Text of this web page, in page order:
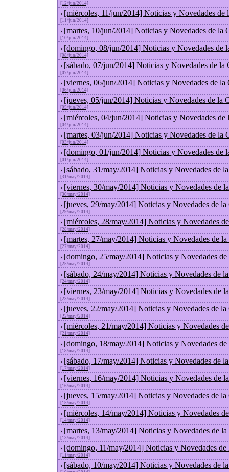
[12/jun/2014]
› [miércoles, 11/jun/2014] Noticias y Novedades de
[11/jun/2014]
› [martes, 10/jun/2014] Noticias y Novedades de la
[10/jun/2014]
› [domingo, 08/jun/2014] Noticias y Novedades de
[08/jun/2014]
› [sábado, 07/jun/2014] Noticias y Novedades de la
[07/jun/2014]
› [viernes, 06/jun/2014] Noticias y Novedades de la
[06/jun/2014]
› [jueves, 05/jun/2014] Noticias y Novedades de la
[05/jun/2014]
› [miércoles, 04/jun/2014] Noticias y Novedades de
[04/jun/2014]
› [martes, 03/jun/2014] Noticias y Novedades de la
[03/jun/2014]
› [domingo, 01/jun/2014] Noticias y Novedades de
[01/jun/2014]
› [sábado, 31/may/2014] Noticias y Novedades de
[31/may/2014]
› [viernes, 30/may/2014] Noticias y Novedades de
[30/may/2014]
› [jueves, 29/may/2014] Noticias y Novedades de la
[29/may/2014]
› [miércoles, 28/may/2014] Noticias y Novedades
[28/may/2014]
› [martes, 27/may/2014] Noticias y Novedades de
[27/may/2014]
› [domingo, 25/may/2014] Noticias y Novedades
[25/may/2014]
› [sábado, 24/may/2014] Noticias y Novedades de
[24/may/2014]
› [viernes, 23/may/2014] Noticias y Novedades de
[23/may/2014]
› [jueves, 22/may/2014] Noticias y Novedades de la
[22/may/2014]
› [miércoles, 21/may/2014] Noticias y Novedades
[21/may/2014]
› [domingo, 18/may/2014] Noticias y Novedades
[18/may/2014]
› [sábado, 17/may/2014] Noticias y Novedades de
[17/may/2014]
› [viernes, 16/may/2014] Noticias y Novedades de
[16/may/2014]
› [jueves, 15/may/2014] Noticias y Novedades de la
[15/may/2014]
› [miércoles, 14/may/2014] Noticias y Novedades
[14/may/2014]
› [martes, 13/may/2014] Noticias y Novedades de
[13/may/2014]
› [domingo, 11/may/2014] Noticias y Novedades de
[11/may/2014]
› [sábado, 10/may/2014] Noticias y Novedades de